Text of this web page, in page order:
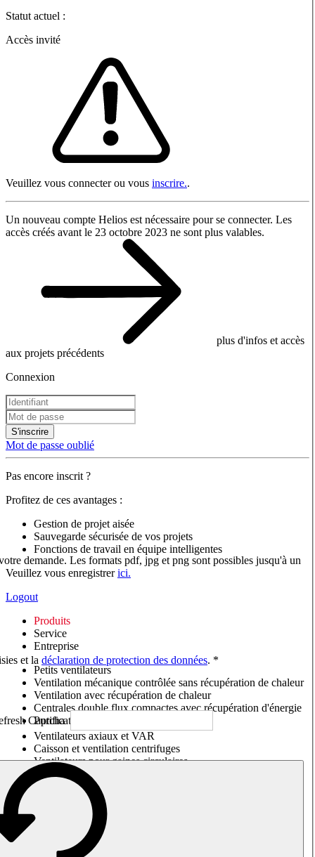
Statut actuel :
Accès invité
Veuillez vous connecter ou vous inscrire..
Un nouveau compte Helios est nécessaire pour se connecter. Les
accès créés avant le 23 octobre 2023 ne sont plus valables.
plus d'infos et accès
aux projets précédents
Connexion
S'inscrire
Mot de passe oublié
Pas encore inscrit ?
Profitez de ces avantages :
Gestion de projet aisée
Sauvegarde sécurisée de vos projets
Fonctions de travail en équipe intelligentes
Veuillez vous enregistrerici.
Logout
Produits
Service
Entreprise
Petits ventilateurs
Ventilation mécanique contrôlée sans récupération de chaleur
Ventilation avec récupération de chaleur
Centrales double flux compactes avec récupération d'énergie
Purificateurs d'air/Moniteurs CO
Ventilateurs axiaux et VAR
Caisson et ventilation centrifuges
Ventilateurs pour gaines circulaires
Ventilateurs pour gaines rectangulaires
Tourelles de toiture
Désenfumage, détection incendie et ventilation de parking
Ventilateurs antidéflagrants
Mesurer. Contrôler. Réguler.
Traitement d'air
Accessoires aérauliques
demande. Les formats pdf, jpg et png sont possibles jusqu'à un
et la déclaration de protection des données. *